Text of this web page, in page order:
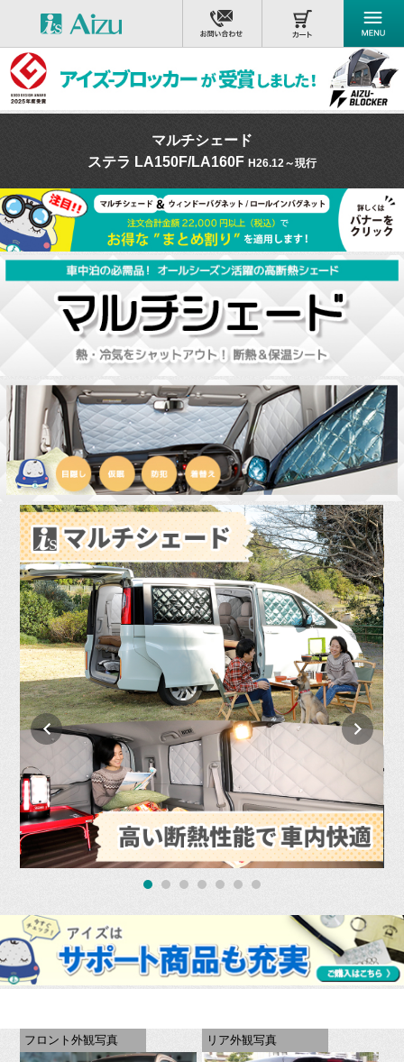
マルチシェード
ステラ LA150F/LA160F H26.12～現行
フロント外観写真 リア外観写真